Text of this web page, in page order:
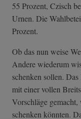
55 Prozent, Czisch
Urnen. Die
Prozent.
Ob das nun weise
Andere wiederum
schenken sollen.
mit einer vollen
Vorschläge
schenken könnten.